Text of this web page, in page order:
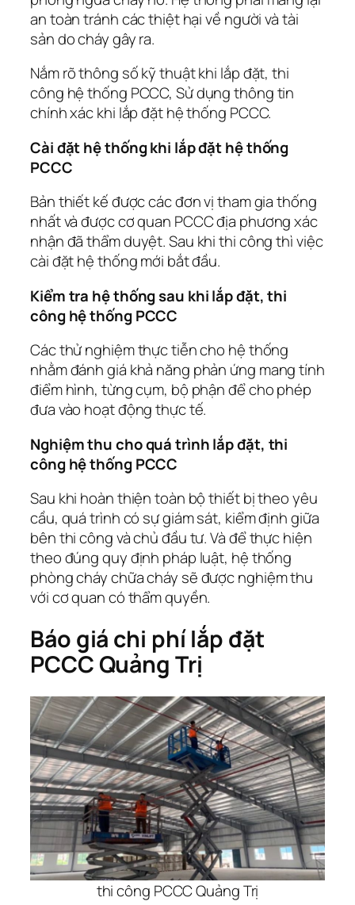
an toàn tránh các thiệt hại về người và tài
sản do cháy gây ra.
Nắm rõ thông số kỹ thuật khi lắp đặt, thi
công hệ thống PCCC, Sử dụng thông tin
chính xác khi lắp đặt hệ thống PCCC.
Cài đặt hệ thống khi lắp đặt hệ thống
PCCC
Bản thiết kế được các đơn vị tham gia thống
nhất và được cơ quan PCCC địa phương xác
nhận đã thẩm duyệt. Sau khi thi công thì việc
cài đặt hệ thống mới bắt đầu.
Kiểm tra hệ thống sau khi lắp đặt, thi
công hệ thống PCCC
Các thử nghiệm thực tiễn cho hệ thống
nhằm đánh giá khả năng phản ứng mang tính
điểm hình, từng cụm, bộ phận để cho phép
đưa vào hoạt động thực tế.
Nghiệm thu cho quá trình lắp đặt, thi
công hệ thống PCCC
Sau khi hoàn thiện toàn bộ thiết bị theo yêu
cầu, quá trình có sự giám sát, kiểm định giữa
bên thi công và chủ đầu tư. Và để thực hiện
theo đúng quy định pháp luật, hệ thống
phòng cháy chữa cháy sẽ được nghiệm thu
với cơ quan có thẩm quyền.
Báo giá chi phí lắp đặt
PCCC Quảng Trị
thi công PCCC Quảng Trị